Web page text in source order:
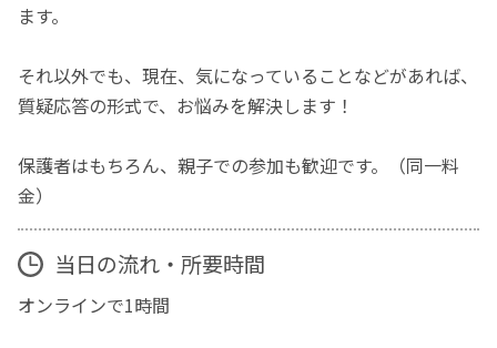
ます。
それ以外でも、現在、気になっていることなどがあれば、
質疑応答の形式で、お悩みを解決します！
保護者はもちろん、親子での参加も歓迎です。（同一料
金）
当日の流れ・所要時間
オンラインで1時間